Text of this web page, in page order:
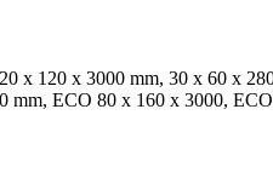
x 120 x 3000 mm, 30 x 60 x
ECO 80 x 160 x 3000,